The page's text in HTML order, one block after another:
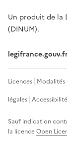
Un produit de la
(DINUM).
Licences
légales
Sauf indication
la licenceOpen